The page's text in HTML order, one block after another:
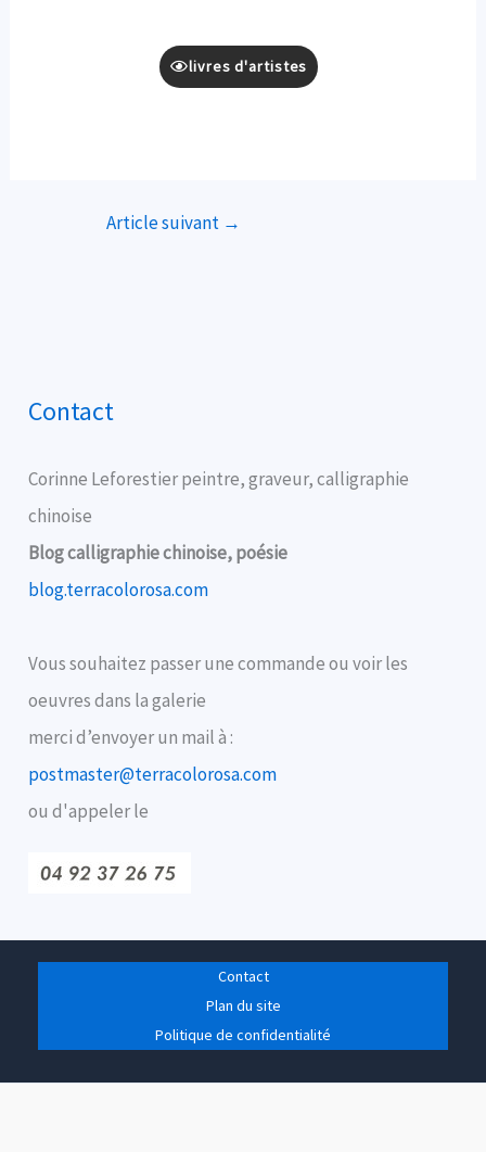
livres d'artistes
Article suivant →
Contact
Corinne Leforestier peintre, graveur, calligraphie
chinoise
Blog calligraphie chinoise, poésie
blog.terracolorosa.com
Vous souhaitez passer une commande ou voir les
oeuvres dans la galerie
merci d’envoyer un mail à :
postmaster@terracolorosa.com
ou d'appeler le
Contact
Plan du site
Politique de confidentialité